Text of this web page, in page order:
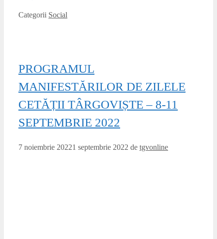
Categorii Social
PROGRAMUL
MANIFESTĂRILOR DE ZILELE
CETĂȚII TÂRGOVIȘTE – 8-11
SEPTEMBRIE 2022
7 noiembrie 20221 septembrie 2022 de tgvonline